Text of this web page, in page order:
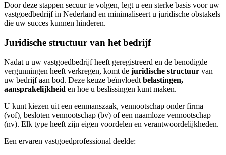
Door deze stappen secuur te volgen, legt u een sterke basis voor uw
vastgoedbedrijf in Nederland en minimaliseert u juridische obstakels
die uw succes kunnen hinderen.
Juridische structuur van het bedrijf
Nadat u uw vastgoedbedrijf heeft geregistreerd en de benodigde
vergunningen heeft verkregen, komt de juridische structuur van
uw bedrijf aan bod. Deze keuze beïnvloedt belastingen,
aansprakelijkheid en hoe u beslissingen kunt maken.
U kunt kiezen uit een eenmanszaak, vennootschap onder firma
(vof), besloten vennootschap (bv) of een naamloze vennootschap
(nv). Elk type heeft zijn eigen voordelen en verantwoordelijkheden.
Een ervaren vastgoedprofessional deelde: